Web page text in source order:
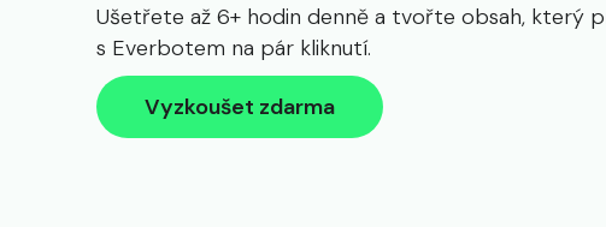
Ušetřete až 6+ hodin denně a tvořte obsah, který
s Everbotem na pár kliknutí.
Vyzkoušet zdarma